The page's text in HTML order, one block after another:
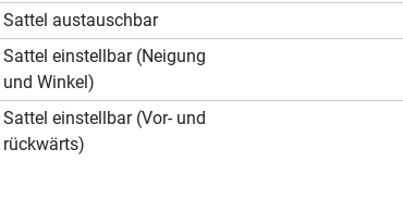
Sattel austauschbar
Sattel einstellbar (Neigung
und Winkel)
Sattel einstellbar (Vor- und
rückwärts)